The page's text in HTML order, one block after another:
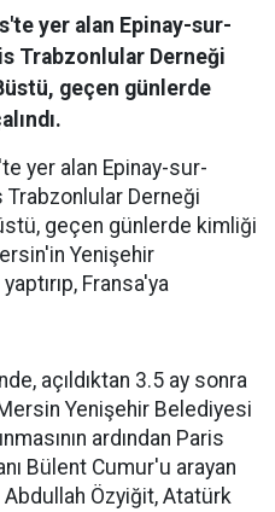
yer alan Epinay-sur-
Trabzonlular Derneği
geçen günlerde
yer alan Epinay-sur-
Derneği
geçen günlerde kimliği
Yenişehir
Fransa'ya
açıldıktan 3.5 ay sonra
Yenişehir Belediyesi
ardından Paris
Bülent Cumur'u arayan
Abdullah Özyiğit, Atatürk